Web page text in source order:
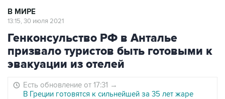
В МИРЕ
13:15, 30 июля 2021
Генконсульство РФ в Анталье
призвало туристов быть готовыми к
эвакуации из отелей
Есть обновление от 17:31 →
В Греции готовятся к сильнейшей за 35 лет жаре